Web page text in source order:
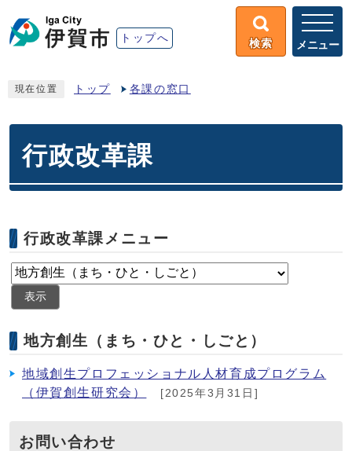
トップへ 検索 メニュー
現在位置 トップ 各課の窓口
行政改革課
行政改革課メニュー
表示
地方創生（まち・ひと・しごと）
地域創生プロフェッショナル人材育成プログラム
（伊賀創生研究会）
[2025年3月31日]
お問い合わせ